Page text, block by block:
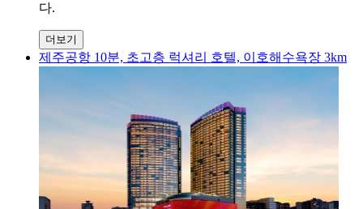
다.
더보기
제주공항 10분, 초고층 럭셔리 호텔, 이호해수욕장 3km